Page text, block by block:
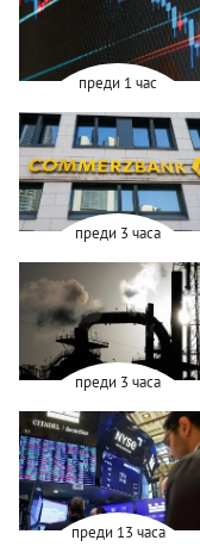
преди 1 час
преди 3 часа
преди 3 часа
преди 13 часа